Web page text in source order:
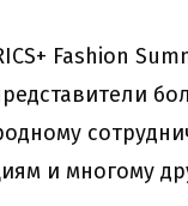
Fashion
и многому